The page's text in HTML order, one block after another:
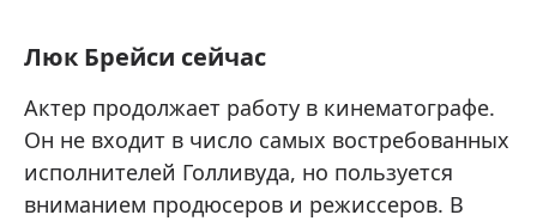
Люк Брейси сейчас
Актер продолжает работу в кинематографе.
Он не входит в число самых востребованных
исполнителей Голливуда, но пользуется
вниманием продюсеров и режиссеров. В